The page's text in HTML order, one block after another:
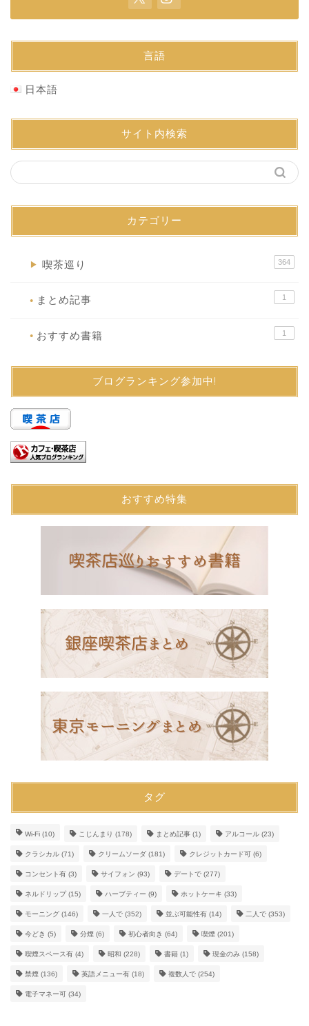
言語
日本語
サイト内検索
カテゴリー
▶ 喫茶巡り 364
● まとめ記事 1
● おすすめ書籍 1
ブログランキング参加中!
おすすめ特集
タグ
Wi-Fi (10) こじんまり (178) まとめ記事 (1) アルコール (23)
クラシカル (71) クリームソーダ (181) クレジットカード可 (6)
コンセント有 (3) サイフォン (93) デートで (277)
ネルドリップ (15) ハーブティー (9) ホットケーキ (33)
モーニング (146) 一人で (352) 並ぶ可能性有 (14) 二人で (353)
今どき (5) 分煙 (6) 初心者向き (64) 喫煙 (201)
喫煙スペース有 (4) 昭和 (228) 書籍 (1) 現金のみ (158)
禁煙 (136) 英語メニュー有 (18) 複数人で (254)
電子マネー可 (34)